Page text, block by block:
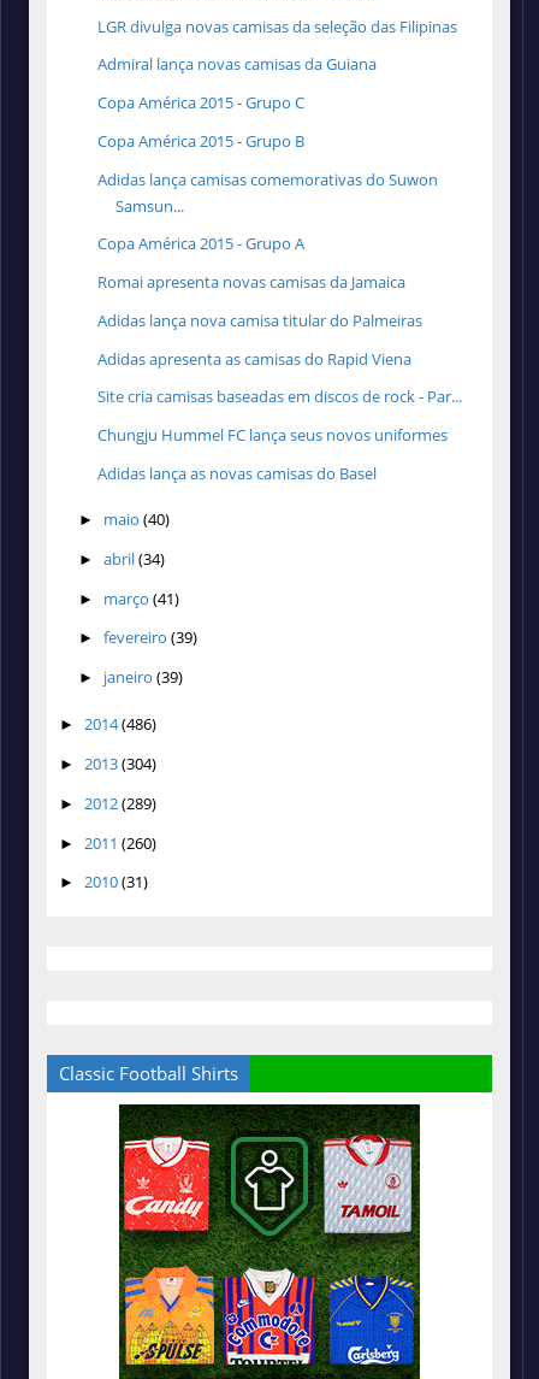
LGR divulga novas camisas da seleção das Filipinas
Admiral lança novas camisas da Guiana
Copa América 2015 - Grupo C
Copa América 2015 - Grupo B
Adidas lança camisas comemorativas do Suwon
Samsun...
Copa América 2015 - Grupo A
Romai apresenta novas camisas da Jamaica
Adidas lança nova camisa titular do Palmeiras
Adidas apresenta as camisas do Rapid Viena
Site cria camisas baseadas em discos de rock - Par...
Chungju Hummel FC lança seus novos uniformes
Adidas lança as novas camisas do Basel
► maio (40)
► abril(34)
► março (41)
► fevereiro (39)
► janeiro (39)
► 2014(486)
► 2013(304)
► 2012(289)
► 2011 (260)
► 2010(31)
Classic Football Shirts